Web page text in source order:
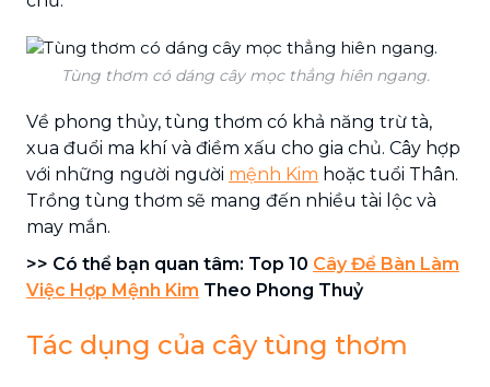
Tùng thơm có dáng cây mọc thẳng hiên ngang.
Về phong thủy, tùng thơm có khả năng trừ tà,
xua đuổi ma khí và điềm xấu cho gia chủ. Cây hợp
với những người người mệnh Kim hoặc tuổi Thân.
Trồng tùng thơm sẽ mang đến nhiều tài lộc và
may mắn.
>> Có thể bạn quan tâm: Top 10 Cây Để Bàn Làm
Việc Hợp Mệnh Kim Theo Phong Thuỷ
Tác dụng của cây tùng thơm